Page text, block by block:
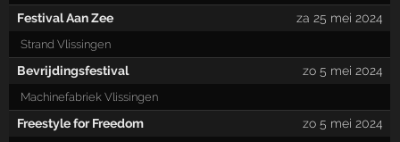
Festival Aan Zee za 25 mei 2024
Strand Vlissingen
Bevrijdingsfestival zo 5 mei 2024
Machinefabriek Vlissingen
Freestyle for Freedom zo 5 mei 2024